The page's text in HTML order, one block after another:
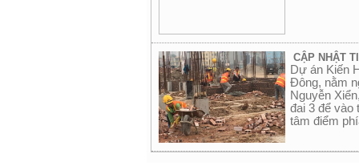
CẬP NHẬT
Dự án Kiến
Đông, nằm
Nguyễn
đai 3 để vào
tâm điểm